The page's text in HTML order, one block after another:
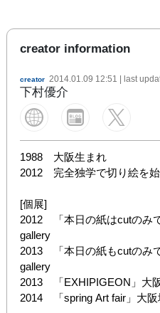
creator information
creator 2014.01.09 12:51 | last
下村優介
1988　大阪生まれ
2012　完全独学で切り絵を
[個展]
2012　「本日の紙はcutのみ
gallery
2013　「本日の紙もcutのみ
gallery
2013　「EXHIPIGEON」大
2014　「spring Art fair」大